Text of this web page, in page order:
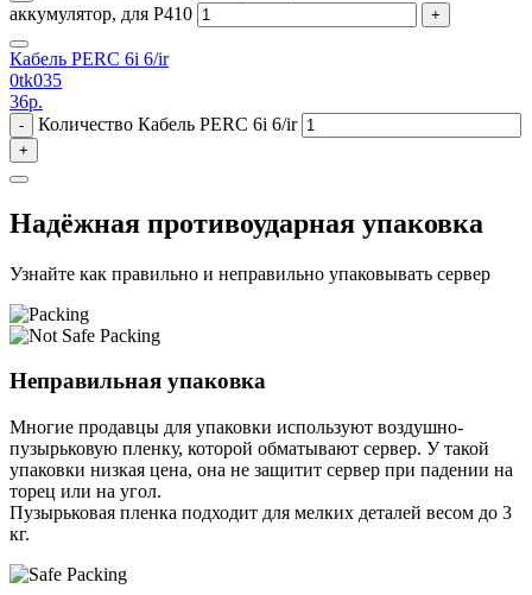
аккумулятор, для P410
+
Кабель PERC 6i 6/ir
0tk035
36р.
- Количество Кабель PERC 6i 6/ir
+
Надёжная противоударная упаковка
Узнайте как правильно и неправильно упаковывать сервер
Неправильная упаковка
Многие продавцы для упаковки используют воздушно-
пузырьковую пленку, которой обматывают сервер. У такой
упаковки низкая цена, она не защитит сервер при падении на
торец или на угол.
Пузырьковая пленка подходит для мелких деталей весом до 3
кг.